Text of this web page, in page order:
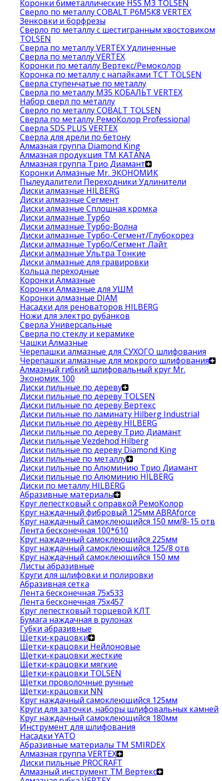
Коронки биметаллические HSS M3 TOLSEN
Сверло по металлу COBALT Р6М5К8 VERTEX
Зенковки и борфрезы
Сверло по металлу с шестигранным хвостовиком
TOLSEN
Сверла по металлу VERTEX Удлиненные
Сверла по металлу VERTEX
Коронки по металлу Вертекс/Ремоколор
Коронка по металлу с напайками TCT TOLSEN
Сверла ступенчатые по металлу
Сверла по металлу М35 КОБАЛЬТ VERTEX
Набор сверл по металлу
Сверло по металлу COBALT TOLSEN
Сверла по металлу РемоКолор Professional
Сверла SDS PLUS VERTEX
Сверла для дрели по бетону
Алмазная группа Diamond King
Алмазная продукция ТМ KATANA
Алмазная группа Трио Диамант
Коронки Алмазные Mr. ЭКОНОМИК
Пылеудалители Переходники Удлинители
Диски алмазные HILBERG
Диски алмазные Сегмент
Диски алмазные Сплошная кромка
Диски алмазные Турбо
Диски алмазные Турбо-Волна
Диски алмазные Турбо-Сегмент/Глубокорез
Диски алмазные Турбо/Сегмент Лайт
Диски алмазные Ультра Тонкие
Диски алмазные для гравировки
Кольца переходные
Коронки Алмазные
Коронки Алмазные для УШМ
Коронки алмазные DIAM
Насадки для реноваторов HILBERG
Ножи для электро рубанков
Сверла Универсальные
Сверла по стеклу и керамике
Чашки Алмазные
Черепашки алмазные для СУХОГО шлифования
Черепашки алмазные для мокрого шлифования
Алмазный гибкий шлифовальный круг Mr.
Экономик 100
Диски пильные по дереву
Диски пильные по дереву TOLSEN
Диски пильные по дереву Вертекс
Диски пильные по ламинату Hilberg Industrial
Диски пильные по дереву HILBERG
Диски пильные по дереву Трио Диамант
Диски пильные Vezdehod Hilberg
Диски пильные по дереву Diamond King
Диски пильные по металлу
Диски пильные по Алюминию Трио Диамант
Диски пильные по Алюминию HILBERG
Диски по металлу HILBERG
Абразивные материалы
Круг лепестковый с оправкой РемоКолор
Круг наждачный фибровый 125мм ABRAforce
Круг наждачный самоклеющийся 150 мм/8-15 отв
Лента бесконечная 100*610
Круг наждачный самоклеющийся 225мм
Круг наждачный самоклеющийся 125/8 отв
Круг наждачный самоклеющийся 150 мм
Листы абразивные
Круги для шлифовки и полировки
Абразивная сетка
Лента бесконечная 75х533
Лента бесконечная 75х457
Круг лепестковый торцевой КЛТ
Бумага наждачная в рулонах
Губки абразивные
Щетки-крацовки
Щетки-крацовки Нейлоновые
Щетки-крацовки жесткие
Щетки-крацовки мягкие
Щетки-крацовки TOLSEN
Щетки проволочные ручные
Щетки-крацовки NN
Круг наждачный самоклеющийся 125мм
Круги для заточки, наборы шлифовальных камней
Круг наждачный самоклеющийся 180мм
Инструмент для шлифования
Насадки YATO
Абразивные материалы ТМ SMIRDEX
Алмазная группа VERTEX
Диски пильные PROCRAFT
Алмазный инструмент ТМ Вертекс